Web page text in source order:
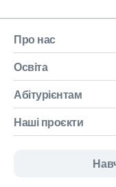
Про нас
Освіта
Абітурієнтам
Наші проєкти